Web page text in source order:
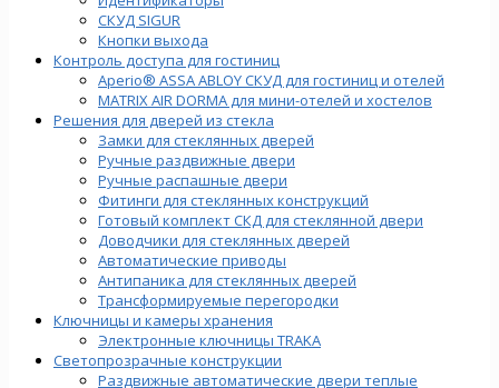
СКУД SIGUR
Кнопки выхода
Контроль доступа для гостиниц
Aperio® ASSA ABLOY СКУД для гостиниц и отелей
MATRIX AIR DORMA для мини-отелей и хостелов
Решения для дверей из стекла
Замки для стеклянных дверей
Ручные раздвижные двери
Ручные распашные двери
Фитинги для стеклянных конструкций
Готовый комплект СКД для стеклянной двери
Доводчики для стеклянных дверей
Автоматические приводы
Антипаника для стеклянных дверей
Трансформируемые перегородки
Ключницы и камеры хранения
Электронные ключницы TRAKA
Светопрозрачные конструкции
Раздвижные автоматические двери теплые